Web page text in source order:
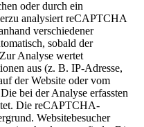
oder durch ein
analysiert reCAPTCHA
verschiedener
sobald der
Analyse wertet
aus (z. B. IP-Adresse,
der Website oder vom
bei der Analyse erfassten
Die reCAPTCHA-
Websitebesucher